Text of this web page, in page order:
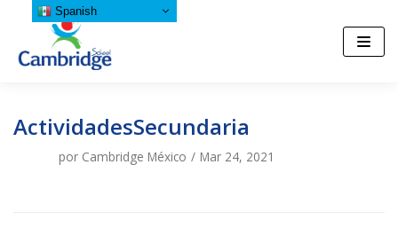
Saltar
al
ActividadesSecundaria
por Cambridge México Mar 24, 2021
Spanish